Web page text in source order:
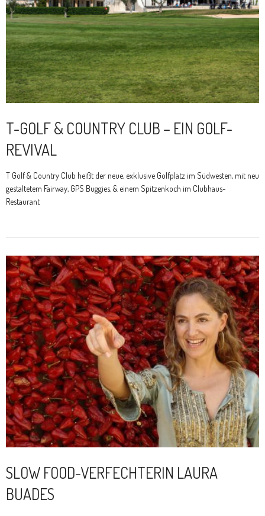
T-GOLF & COUNTRY CLUB – EIN GOLF-
REVIVAL
T Golf & Country Club heißt der neue, exklusive Golfplatz im Südwesten, mit neu
gestaltetem Fairway, GPS Buggies, & einem Spitzenkoch im Clubhaus-
Restaurant
SLOW FOOD-VERFECHTERIN LAURA
BUADES